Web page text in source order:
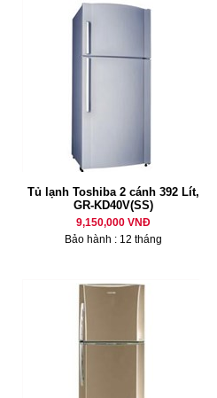
Tủ lạnh Toshiba 2 cánh 392 Lít,
GR-KD40V(SS)
9,150,000 VNĐ
Bảo hành : 12 tháng